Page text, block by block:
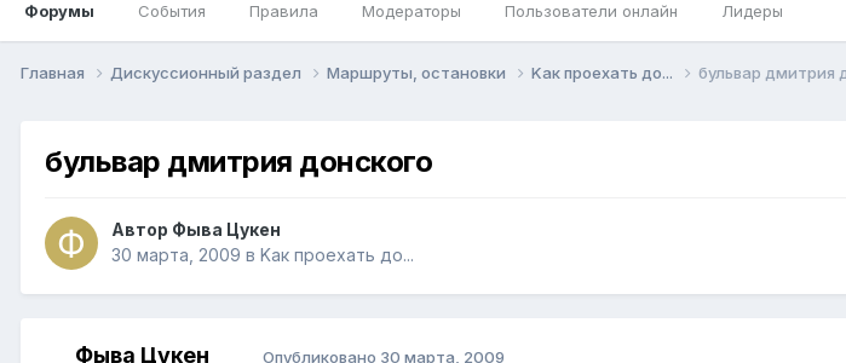
Форумы События Правила Модераторы Пользователи онлайн Лидеры
Главная Дискуссионный раздел Маршруты, остановки Kак проехать до... бульвар дмитрия
бульвар дмитрия донского
Автор Фыва Цукен
30 марта, 2009 в Kак проехать до...
Фыва Цукен Опубликовано 30 марта, 2009